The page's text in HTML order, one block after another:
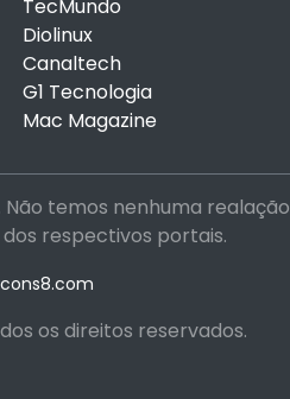
TecMundo
Diolinux
Canaltech
G1 Tecnologia
Mac Magazine
temos nenhuma
respectivos portais.
os direitos reservados.